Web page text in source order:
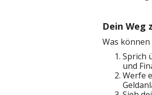
Dein Weg
Was
Sprich
und
Werfe